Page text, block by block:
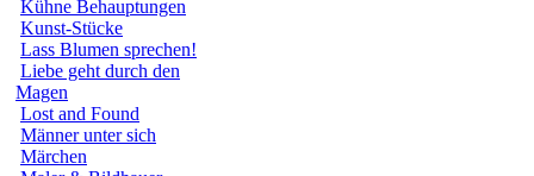
Kühne Behauptungen
Kunst-Stücke
Lass Blumen sprechen!
Liebe geht durch den
Magen
Lost and Found
Männer unter sich
Märchen